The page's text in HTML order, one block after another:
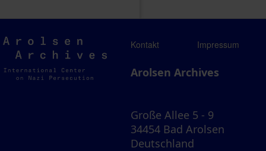
Arolsen
Archives
Kontakt Impressum
Arolsen Archives
Große Allee 5 - 9
34454 Bad Arolsen
Deutschland